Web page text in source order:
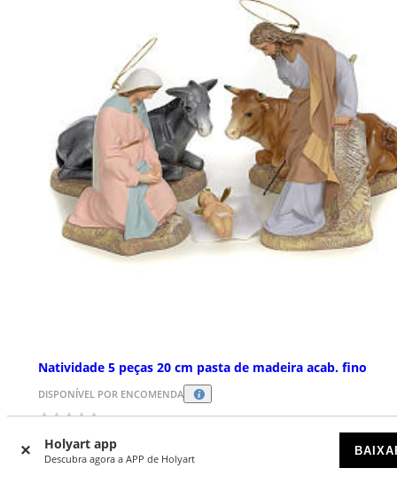
Holyart app
Descubra agora a APP de Holyart
Natividade 5 peças 20 cm pasta de madeira acab. fino
DISPONÍVEL POR ENCOMENDA
€ 719,00